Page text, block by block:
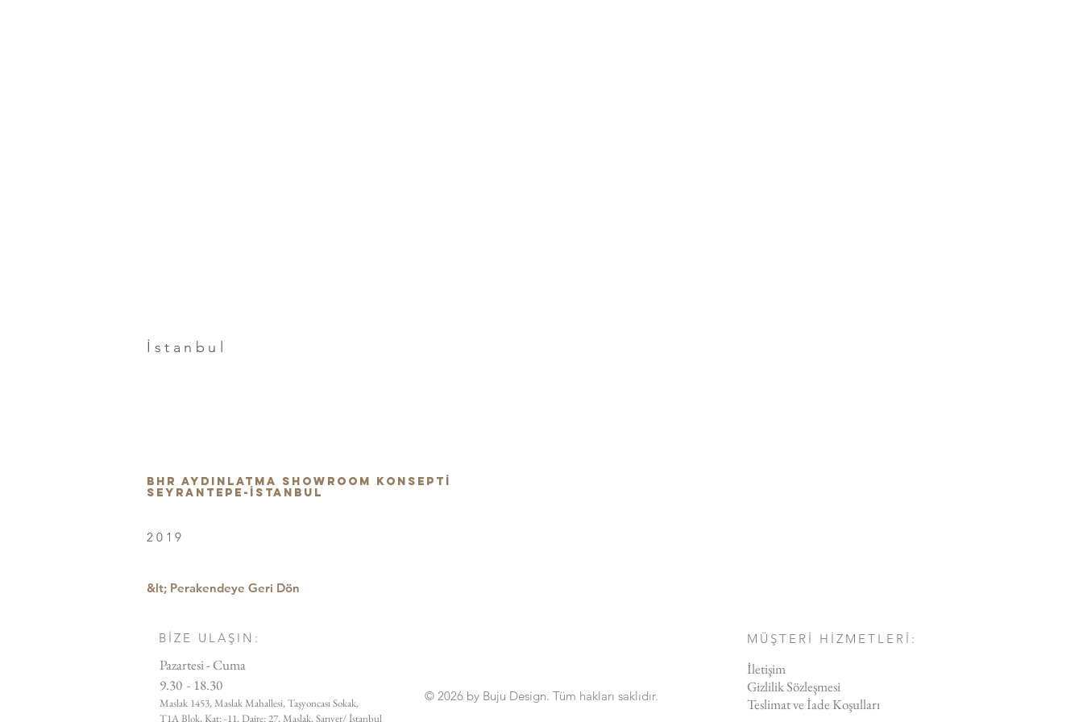
İstanbul
BHR AYDINLATMA SHOWROOM KONSEPTİ
SEYRANTEPE-İstanbul
2019
&lt; Perakendeye Geri Dön
BİZE ULAŞIN: MÜŞTERİ HİZMETLERİ:
İletişim
Gizlilik Sözleşmesi
Teslimat ve İade Koşulları
© 2026 by Buju Design. Tüm hakları saklıdır.
Pazartesi - Cuma
9.30 - 18.30
Maslak 1453, Maslak Mahallesi, Taşyoncası Sokak,
T1A Blok, Kat: -11, Daire: 27, Maslak, Sarıyer/ İstanbul